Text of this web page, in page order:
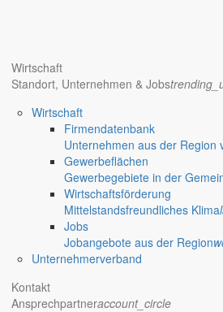
Wirtschaft
Standort, Unternehmen & Jobs
Wirtschaft
Firmendatenbank
Unternehmen aus der Region
Gewerbeflächen
Gewerbegebiete in der
Wirtschaftsförderung
Mittelstandsfreundliches Klima
Jobs
Jobangebote aus der Region
Unternehmerverband
Kontakt
Ansprechpartneraccount_circle